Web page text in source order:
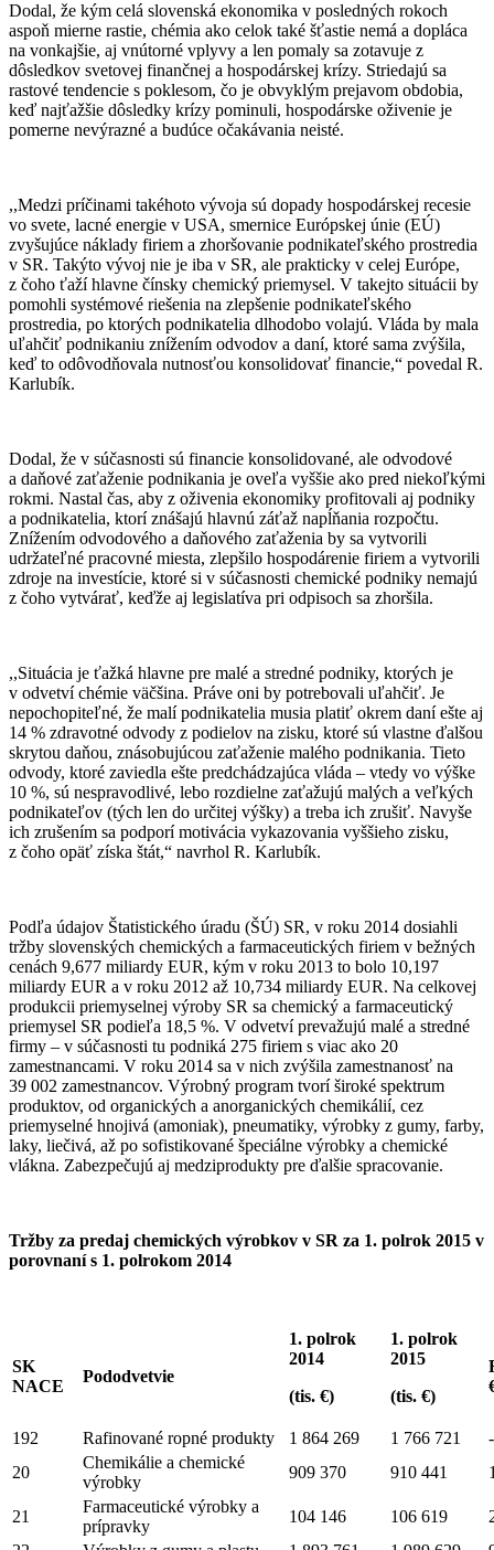
Dodal, že kým celá slovenská ekonomika v posledných rokoch
aspoň mierne rastie, chémia ako celok také šťastie nemá a dopláca
na vonkajšie, aj vnútorné vplyvy a len pomaly sa zotavuje z
dôsledkov svetovej finančnej a hospodárskej krízy. Striedajú sa
rastové tendencie s poklesom, čo je obvyklým prejavom obdobia,
keď najťažšie dôsledky krízy pominuli, hospodárske oživenie je
pomerne nevýrazné a budúce očakávania neisté.
,,Medzi príčinami takéhoto vývoja sú dopady hospodárskej recesie
vo svete, lacné energie v USA, smernice Európskej únie (EÚ)
zvyšujúce náklady firiem a zhoršovanie podnikateľského prostredia
v SR. Takýto vývoj nie je iba v SR, ale prakticky v celej Európe,
z čoho ťaží hlavne čínsky chemický priemysel. V takejto situácii by
pomohli systémové riešenia na zlepšenie podnikateľského
prostredia, po ktorých podnikatelia dlhodobo volajú. Vláda by mala
uľahčiť podnikaniu znížením odvodov a daní, ktoré sama zvýšila,
keď to odôvodňovala nutnosťou konsolidovať financie,“ povedal R.
Karlubík.
Dodal, že v súčasnosti sú financie konsolidované, ale odvodové
a daňové zaťaženie podnikania je oveľa vyššie ako pred niekoľkými
rokmi. Nastal čas, aby z oživenia ekonomiky profitovali aj podniky
a podnikatelia, ktorí znášajú hlavnú záťaž napĺňania rozpočtu.
Znížením odvodového a daňového zaťaženia by sa vytvorili
udržateľné pracovné miesta, zlepšilo hospodárenie firiem a vytvorili
zdroje na investície, ktoré si v súčasnosti chemické podniky nemajú
z čoho vytvárať, keďže aj legislatíva pri odpisoch sa zhoršila.
,,Situácia je ťažká hlavne pre malé a stredné podniky, ktorých je
v odvetví chémie väčšina. Práve oni by potrebovali uľahčiť. Je
nepochopiteľné, že malí podnikatelia musia platiť okrem daní ešte aj
14 % zdravotné odvody z podielov na zisku, ktoré sú vlastne ďalšou
skrytou daňou, znásobujúcou zaťaženie malého podnikania. Tieto
odvody, ktoré zaviedla ešte predchádzajúca vláda – vtedy vo výške
10 %, sú nespravodlivé, lebo rozdielne zaťažujú malých a veľkých
podnikateľov (tých len do určitej výšky) a treba ich zrušiť. Navyše
ich zrušením sa podporí motivácia vykazovania vyššieho zisku,
z čoho opäť získa štát,“ navrhol R. Karlubík.
Podľa údajov Štatistického úradu (ŠÚ) SR, v roku 2014 dosiahli
tržby slovenských chemických a farmaceutických firiem v bežných
cenách 9,677 miliardy EUR, kým v roku 2013 to bolo 10,197
miliardy EUR a v roku 2012 až 10,734 miliardy EUR. Na celkovej
produkcii priemyselnej výroby SR sa chemický a farmaceutický
priemysel SR podieľa 18,5 %. V odvetví prevažujú malé a stredné
firmy – v súčasnosti tu podniká 275 firiem s viac ako 20
zamestnancami. V roku 2014 sa v nich zvýšila zamestnanosť na
39 002 zamestnancov. Výrobný program tvorí široké spektrum
produktov, od organických a anorganických chemikálií, cez
priemyselné hnojivá (amoniak), pneumatiky, výrobky z gumy, farby,
laky, liečivá, až po sofistikované špeciálne výrobky a chemické
vlákna. Zabezpečujú aj medziprodukty pre ďalšie spracovanie.
Tržby za predaj chemických výrobkov v SR za 1. polrok 2015 v
porovnaní s 1. polrokom 2014
SK
NACE
Pododvetvie
1. polrok
2014
(tis. €)
1. polrok
2015
(tis. €)
192 Rafinované ropné produkty 1 864 269 1 766 721
20
Chemikálie a chemické
výrobky
909 370 910 441
21
Farmaceutické výrobky a
prípravky
104 146 106 619